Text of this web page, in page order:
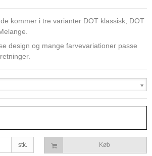
kommer i tre varianter DOT klassisk, DOT
design og mange farvevariationer passe
stk. Køb